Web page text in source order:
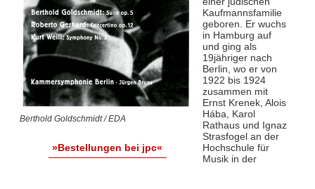
Berthold Goldschmidt / EDA
»Bestellungen bei jpc«
Kaufmannsfamilie
geboren. Er wuchs
in Hamburg auf
und ging als
19jähriger nach
Berlin, wo er von
1922 bis 1924
zusammen mit
Ernst Krenek, Alois
Hába, Karol
Rathaus und Ignaz
Strasfogel an der
Hochschule für
Musik in der